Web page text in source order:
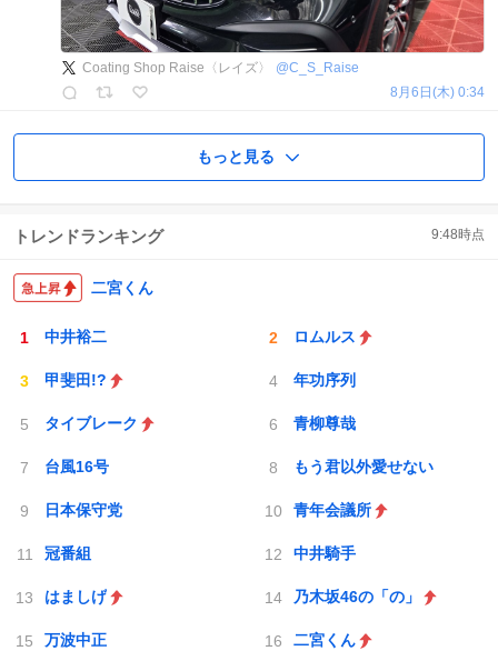
Coating Shop Raise〈レイズ〉 @C_S_Raise
8月6日(木) 0:34
もっと見る
トレンドランキング 9:48時点
二宮くん
中井裕二 ロムルス
甲斐田!? 年功序列
タイブレーク 青柳尊哉
台風16号 もう君以外愛せない
日本保守党 青年会議所
冠番組 中井騎手
はましげ 乃木坂46の「の」
万波中正 二宮くん